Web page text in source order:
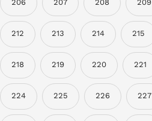
206 207 208 209
212 213 214 215
218 219 220 221
224 225 226 227